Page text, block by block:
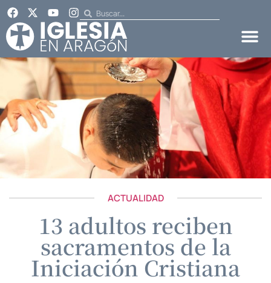
ACTUALIDAD
13 adultos reciben
sacramentos de la
Iniciación Cristiana